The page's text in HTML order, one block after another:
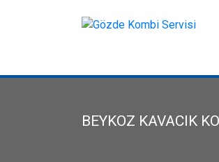
BEYKOZ KAVACIK